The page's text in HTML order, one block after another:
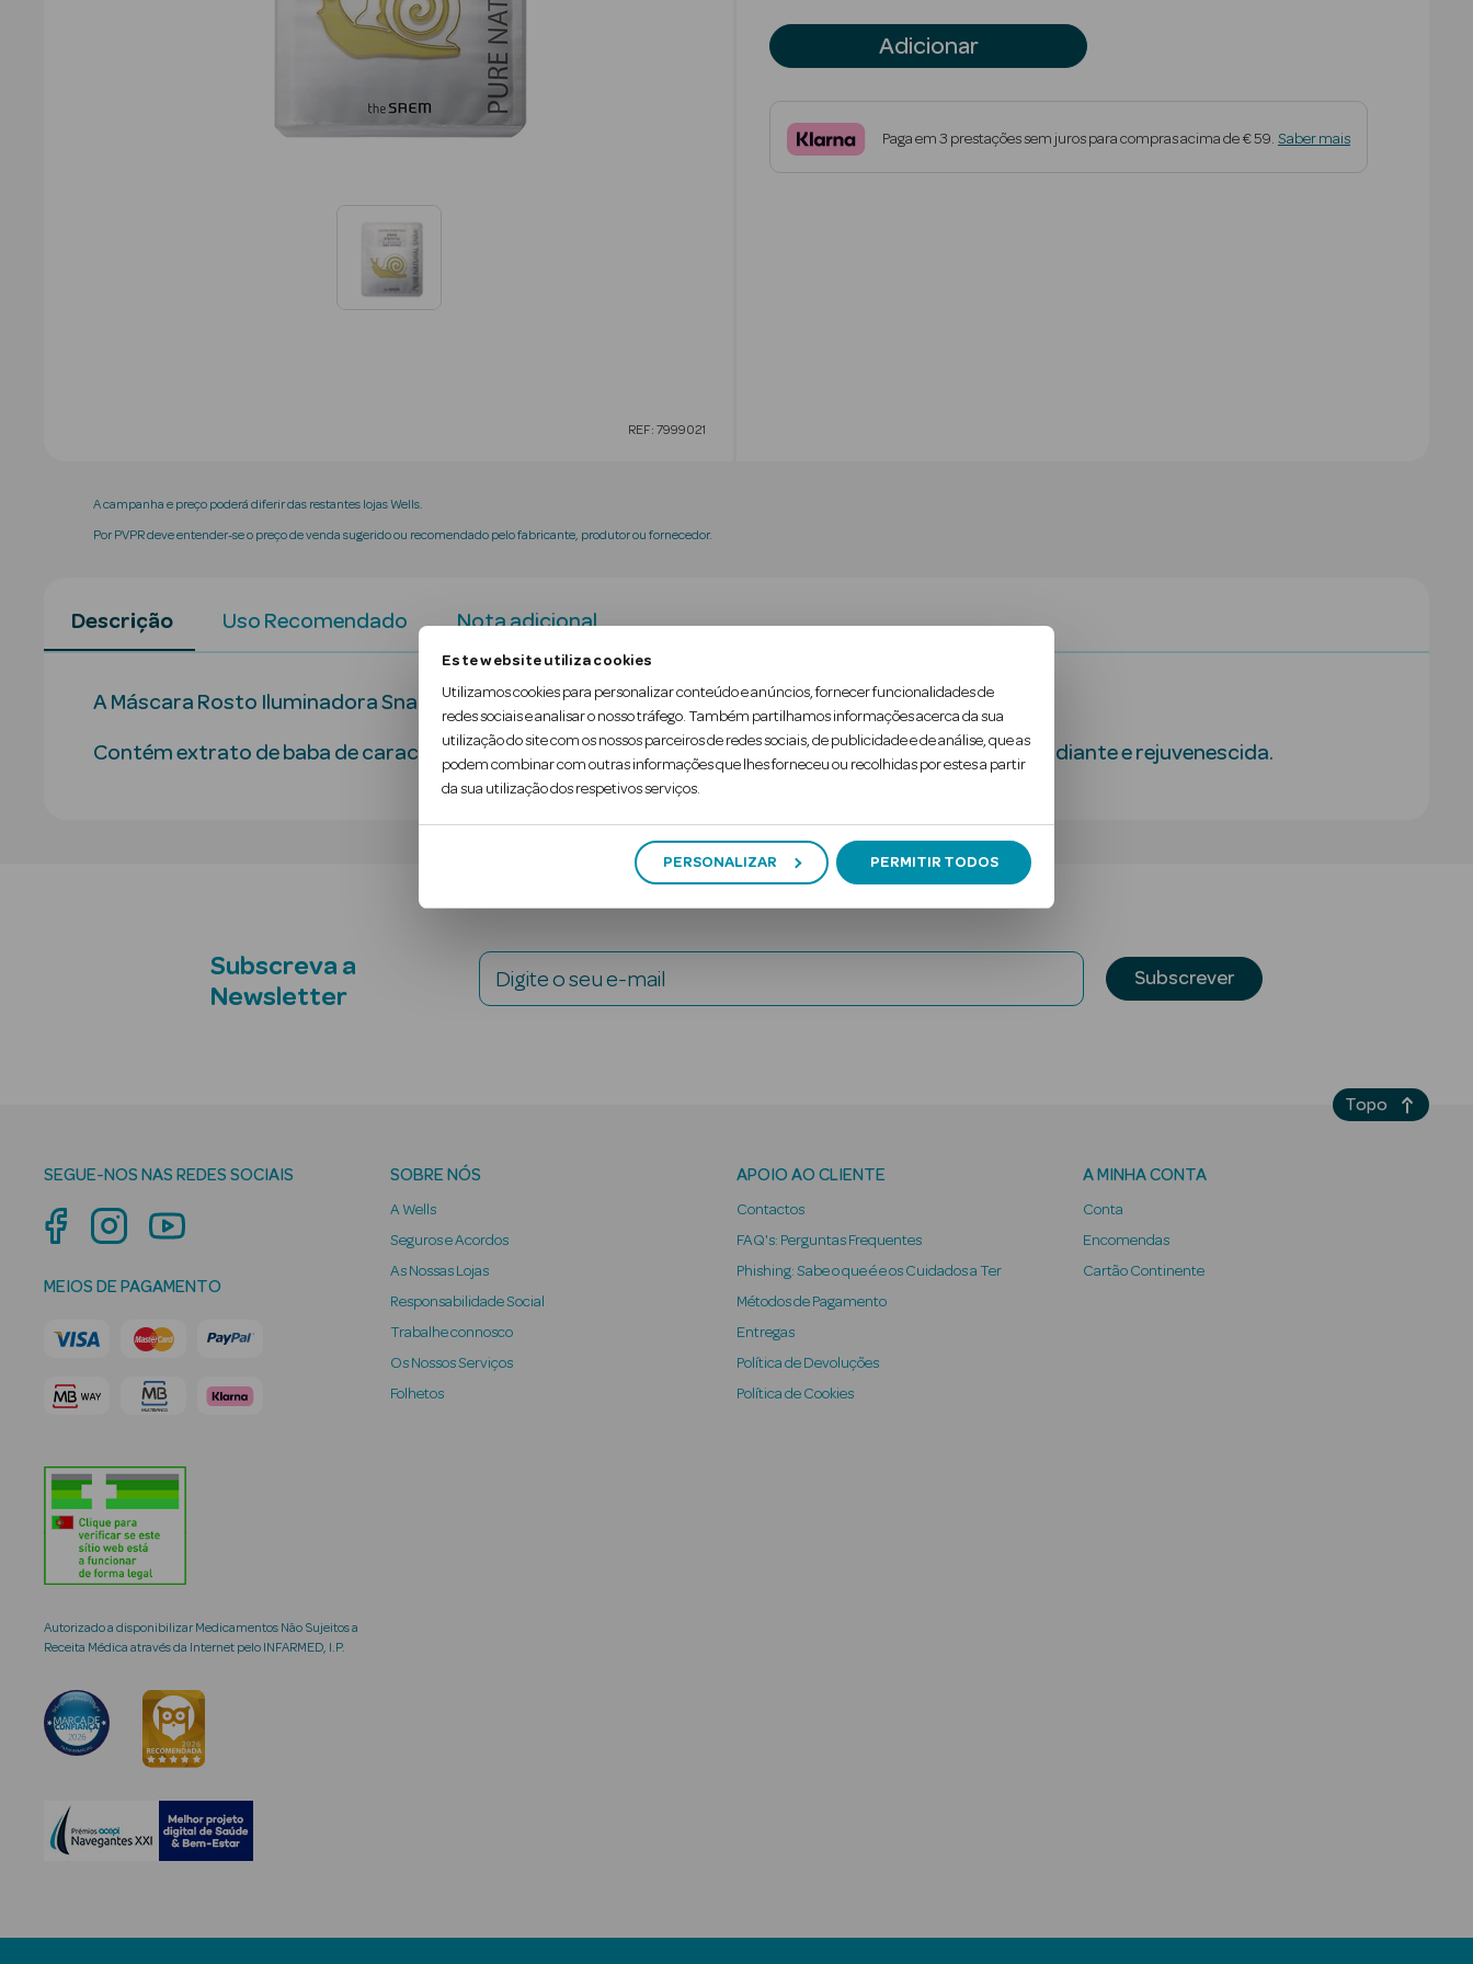
Este website utiliza cookies
Utilizamos cookies para personalizar conteúdo e anúncios, fornecer funcionalidades de
redes sociais e analisar o nosso tráfego. Também partilhamos informações acerca da sua
utilização do site com os nossos parceiros de redes sociais, de publicidade e de análise, que as
podem combinar com outras informações que lhes forneceu ou recolhidas por estes a partir
da sua utilização dos respetivos serviços.
PERSONALIZAR PERMITIR TODOS
REF: 7999021
Adicionar
Paga em 3 prestações sem juros para compras acima de € 59. Saber mais
A campanha e preço poderá diferir das restantes lojas Wells.
Por PVPR deve entender-se o preço de venda sugerido ou recomendado pelo fabricante, produtor ou fornecedor.
Descrição Uso Recomendado Nota adicional
A Máscara Rosto Iluminadora Snail é um máscara facial para clarear o tom da pele e iluminar a pele.
Contém extrato de baba de caracol e um complexo inovador de vegetais e flores para deixar a pele radiante e rejuvenescida.
Subscreva a
Newsletter
Digite o seu e-mail Subscrever
SEGUE-NOS NAS REDES SOCIAIS
MEIOS DE PAGAMENTO
Autorizado a disponibilizar Medicamentos Não Sujeitos a
Receita Médica através da Internet pelo INFARMED, I.P.
SOBRE NÓS
A Wells
Seguros e Acordos
As Nossas Lojas
Responsabilidade Social
Trabalhe connosco
Os Nossos Serviços
Folhetos
APOIO AO CLIENTE
Contactos
FAQ's: Perguntas Frequentes
Phishing: Sabe o que é e os Cuidados a Ter
Métodos de Pagamento
Entregas
Política de Devoluções
Política de Cookies
A MINHA CONTA
Conta
Encomendas
Cartão Continente
Topo